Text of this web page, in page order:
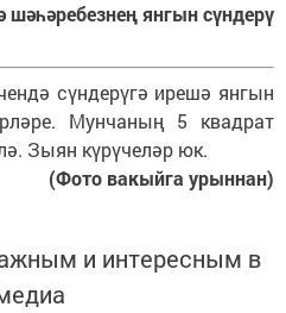
янгын сүндерү
сүндерүгә ирешә янгын
Мунчаның 5 квадрат
Зыян күрүчеләр юк.
(Фото вакыйга урыннан)
и интересным в